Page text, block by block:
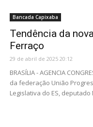
Bancada Capixaba
Tendência da
Ferraço
29 de abril de 2025 20:12
BRASÍLIA - AGENCIA
da federação União
Legislativa do ES, deputado